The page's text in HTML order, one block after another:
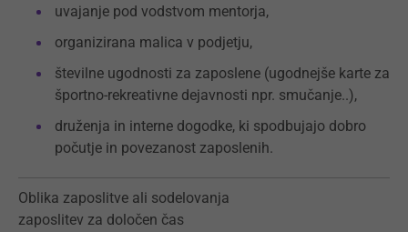
uvajanje pod vodstvom mentorja,
organizirana malica v podjetju,
številne ugodnosti za zaposlene (ugodnejše karte za
športno-rekreativne dejavnosti npr. smučanje..),
druženja in interne dogodke, ki spodbujajo dobro
počutje in povezanost zaposlenih.
Oblika zaposlitve ali sodelovanja
zaposlitev za določen čas